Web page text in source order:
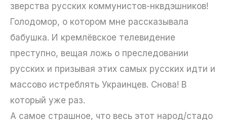
зверства русских коммунистов-нквдэшников!
Голодомор, о котором мне рассказывала
бабушка. И кремлёвское телевидение
преступно, вещая ложь о преследовании
русских и призывая этих самых русских идти и
массово истреблять Украинцев. Снова! В
который уже раз.
А самое страшное, что весь этот народ/стадо